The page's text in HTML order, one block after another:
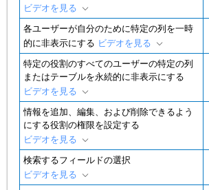
ビデオを見る
各ユーザーが自分のために特定の列を一時
的に非表示にする ビデオを見る
特定の役割のすべてのユーザーの特定の列
またはテーブルを永続的に非表示にする
ビデオを見る
情報を追加、編集、および削除できるよう
にする役割の権限を設定する
ビデオを見る
検索するフィールドの選択
ビデオを見る